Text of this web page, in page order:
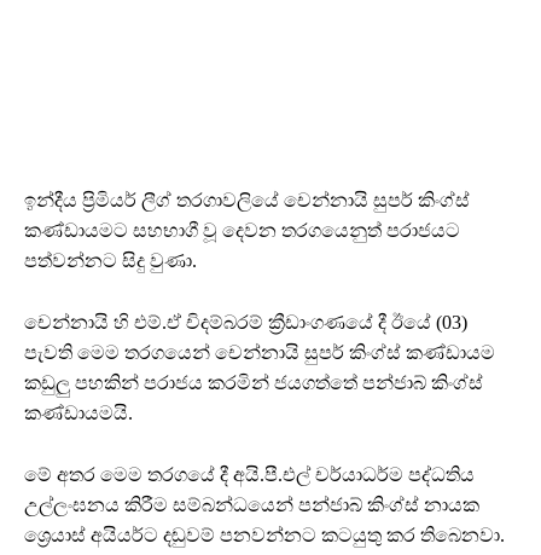
ඉන්දීය ප්‍රිමියර් ලීග් තරගාවලියේ චෙන්නායි සුපර් කිංග්ස්
කණ්ඩායමට සහභාගී වූ දෙවන තරගයෙනුත් පරාජයට
පත්වන්නට සිදු වුණා.
චෙන්නායි හි එම්.ඒ චිදම්බරම් ක්‍රීඩාංගණයේ දී ඊයේ (03)
පැවති මෙම තරගයෙන් චෙන්නායි සුපර් කිංග්ස් කණ්ඩායම
කඩුලු පහකින් පරාජය කරමින් ජයගත්තේ පන්ජාබ් කිංග්ස්
කණ්ඩායමයි.
මේ අතර මෙම තරගයේ දී අයි.පී.එල් චර්යාධර්ම පද්ධතිය
උල්ලංඝනය කිරීම සම්බන්ධයෙන් පන්ජාබ් කිංග්ස් නායක
ශ්‍රෙයාස් අයියර්ට දඬුවම් පනවන්නට කටයුතු කර තිබෙනවා.